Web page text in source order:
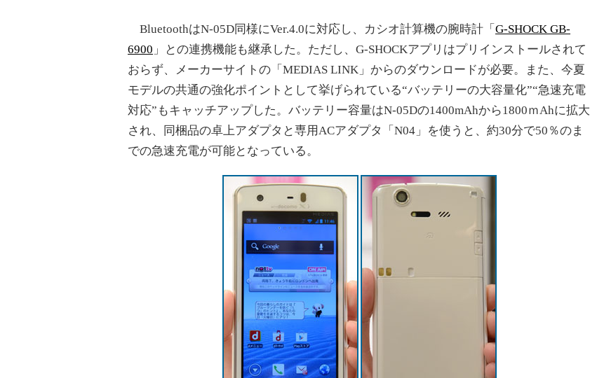
BluetoothはN-05D同様にVer.4.0に対応し、カシオ計算機の腕時計「 G-SHOCK GB-
6900 」との連携機能も継承した。ただし、G-SHOCKアプリはプリインストールされて
おらず、メーカーサイトの「MEDIAS LINK」からのダウンロードが必要。また、今夏
モデルの共通の強化ポイントとして挙げられている“バッテリーの大容量化”“急速充電
対応”もキャッチアップした。バッテリー容量はN-05Dの1400mAhから1800ｍAhに拡大
され、同梱品の卓上アダプタと専用ACアダプタ「N04」を使うと、約30分で50％のま
での急速充電が可能となっている。